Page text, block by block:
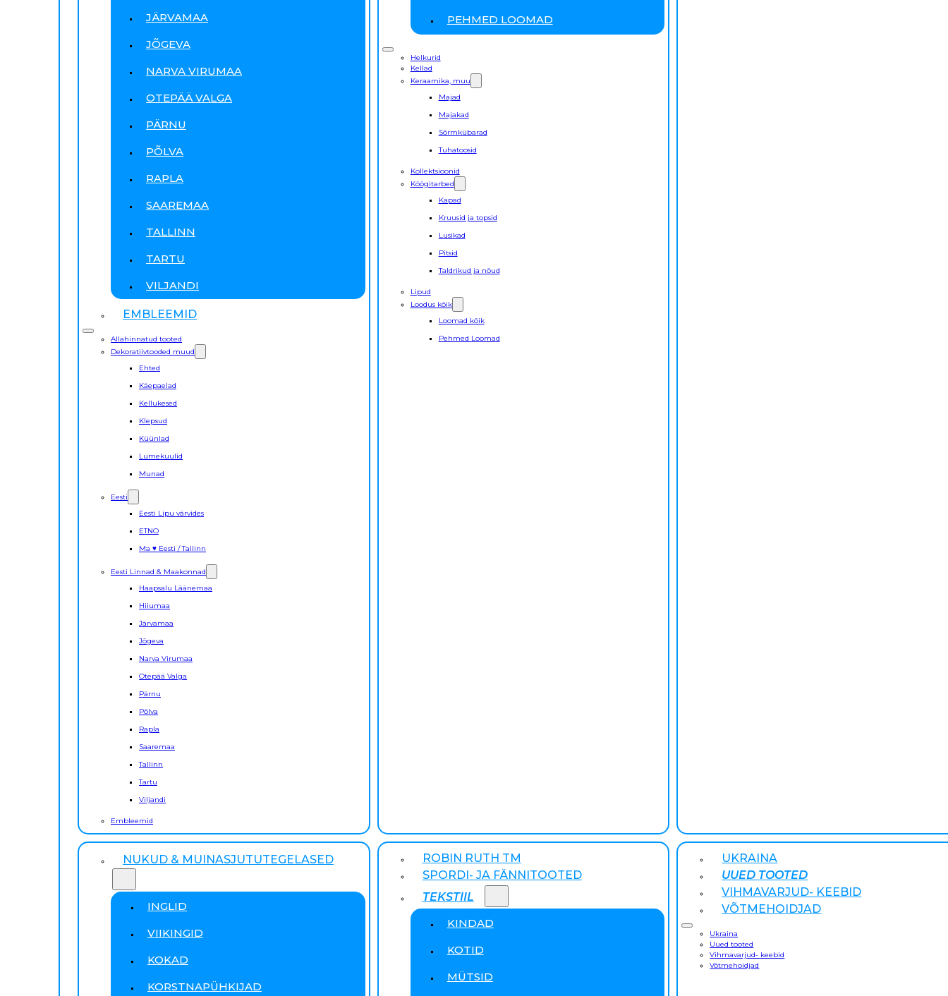
JÄRVAMAA
JÕGEVA
NARVA VIRUMAA
OTEPÄÄ VALGA
PÄRNU
PÕLVA
RAPLA
SAAREMAA
TALLINN
TARTU
VILJANDI
EMBLEEMID
Allahinnatud tooted
Dekoratiivtooded muud
Ehted
Käepaelad
Kellukesed
Klepsud
Küünlad
Lumekuulid
Munad
Eesti
Eesti Lipu värvides
ETNO
Ma ♥ Eesti / Tallinn
Eesti Linnad & Maakonnad
Haapsalu Läänemaa
Hiiumaa
Järvamaa
Jõgeva
Narva Virumaa
Otepää Valga
Pärnu
Põlva
Rapla
Saaremaa
Tallinn
Tartu
Viljandi
Embleemid
PEHMED LOOMAD
Helkurid
Kellad
Keraamika, muu
Majad
Majakad
Sõrmkübarad
Tuhatoosid
Kollektsioonid
Köögitarbed
Kapad
Kruusid ja topsid
Lusikad
Pitsid
Taldrikud ja nõud
Lipud
Loodus kõik
Loomad kõik
Pehmed Loomad
NUKUD & MUINASJUTUTEGELASED
INGLID
VIIKINGID
KOKAD
KORSTNAPÜHKIJAD
ROBIN RUTH TM
SPORDI- JA FÄNNITOOTED
TEKSTIIL
KINDAD
KOTID
MÜTSID
UKRAINA
UUED TOOTED
VIHMAVARJUD- KEEBID
VÕTMEHOIDJAD
Ukraina
Uued tooted
Vihmavarjud- keebid
Võtmehoidjad